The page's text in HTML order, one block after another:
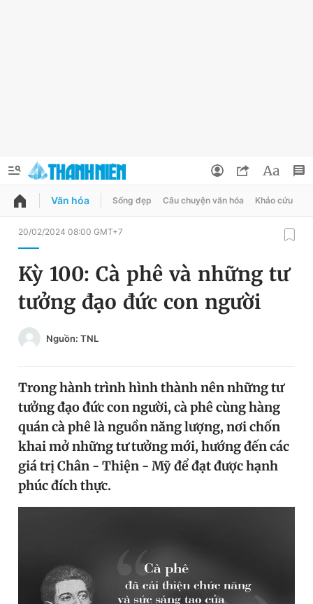
QUẢNG CÁO
Chuyên mục
Chuyên mục khác
Tin thị trường Tin 360
Video Magazine
Thông tin tòa soạn Liên hệ quảng cáo
Đổi mật khẩu
Tin đã lưu
Tin đã xem
Đăng xuất
Văn hóa Sống đẹp Câu chuyện văn hóa Khảo cứu
20/02/2024 08:00 GMT+7
Kỳ 100: Cà phê và những tư
tưởng đạo đức con người
Nguồn: TNL
Trong hành trình hình thành nên những tư
tưởng đạo đức con người, cà phê cùng hàng
quán cà phê là nguồn năng lượng, nơi chốn
khai mở những tư tưởng mới, hướng đến các
giá trị Chân - Thiện - Mỹ để đạt được hạnh
phúc đích thực.